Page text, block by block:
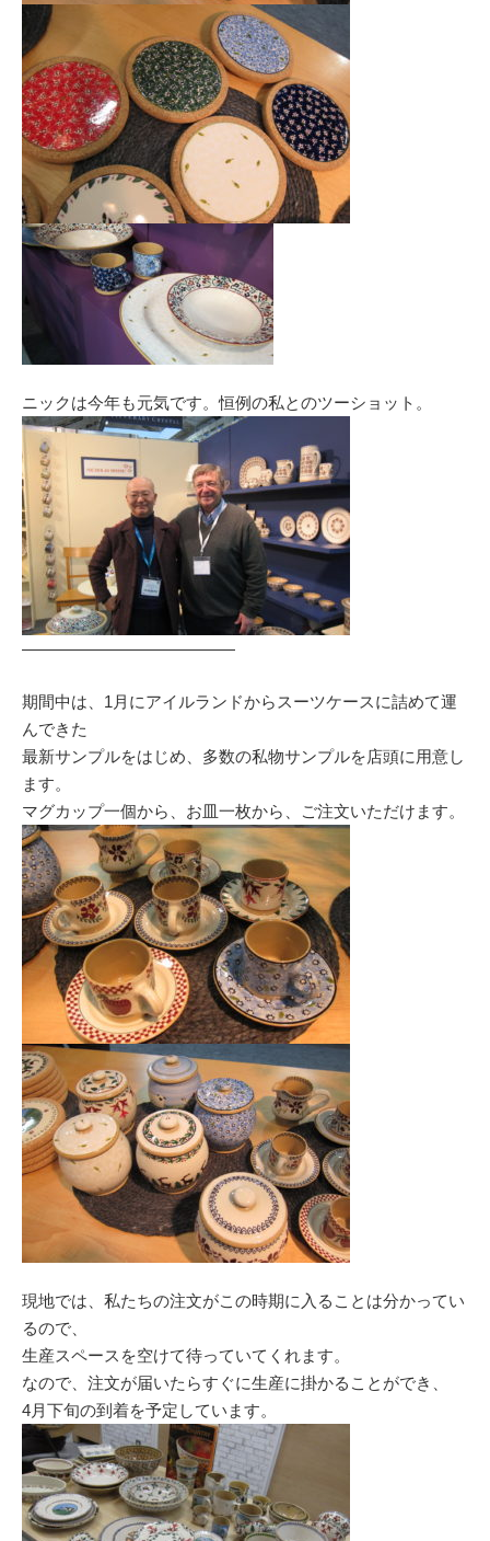
ニックは今年も元気です。恒例の私とのツーショット。
—————————————
期間中は、1月にアイルランドからスーツケースに詰めて運
んできた
最新サンプルをはじめ、多数の私物サンプルを店頭に用意し
ます。
マグカップ一個から、お皿一枚から、ご注文いただけます。
現地では、私たちの注文がこの時期に入ることは分かってい
るので、
生産スペースを空けて待っていてくれます。
なので、注文が届いたらすぐに生産に掛かることができ、
4月下旬の到着を予定しています。